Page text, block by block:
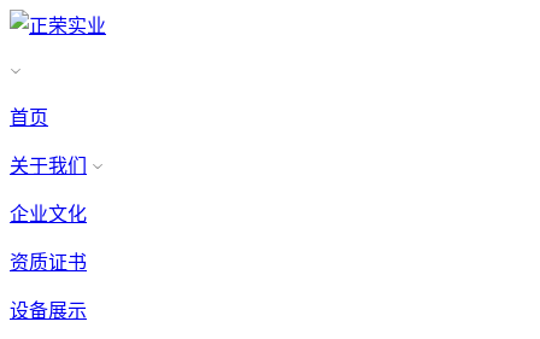
首页
关于我们
企业文化
资质证书
设备展示